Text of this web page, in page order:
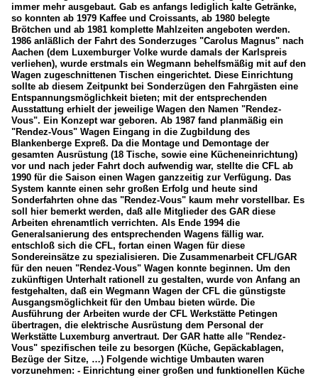
immer mehr ausgebaut. Gab es anfangs lediglich kalte Getränke,
so konnten ab 1979 Kaffee und Croissants, ab 1980 belegte
Brötchen und ab 1981 komplette Mahlzeiten angeboten werden.
1986 anläßlich der Fahrt des Sonderzuges "Carolus Magnus" nach
Aachen (dem Luxemburger Volke wurde damals der Karlspreis
verliehen), wurde erstmals ein Wegmann behelfsmäßig mit auf den
Wagen zugeschnittenen Tischen eingerichtet. Diese Einrichtung
sollte ab diesem Zeitpunkt bei Sonderzügen den Fahrgästen eine
Entspannungsmöglichkeit bieten; mit der entsprechenden
Ausstattung erhielt der jeweilige Wagen den Namen "Rendez-
Vous". Ein Konzept war geboren. Ab 1987 fand planmäßig ein
"Rendez-Vous" Wagen Eingang in die Zugbildung des
Blankenberge Expreß. Da die Montage und Demontage der
gesamten Ausrüstung (18 Tische, sowie eine Kücheneinrichtung)
vor und nach jeder Fahrt doch aufwendig war, stellte die CFL ab
1990 für die Saison einen Wagen ganzzeitig zur Verfügung. Das
System kannte einen sehr großen Erfolg und heute sind
Sonderfahrten ohne das "Rendez-Vous" kaum mehr vorstellbar. Es
soll hier bemerkt werden, daß alle Mitglieder des GAR diese
Arbeiten ehrenamtlich verrichten. Als Ende 1994 die
Generalsanierung des entsprechenden Wagens fällig war.
entschloß sich die CFL, fortan einen Wagen für diese
Sondereinsätze zu spezialisieren. Die Zusammenarbeit CFL/GAR
für den neuen "Rendez-Vous" Wagen konnte beginnen. Um den
zukünftigen Unterhalt rationell zu gestalten, wurde von Anfang an
festgehalten, daß ein Wegmann Wagen der CFL die günstigste
Ausgangsmöglichkeit für den Umbau bieten würde. Die
Ausführung der Arbeiten wurde der CFL Werkstätte Petingen
übertragen, die elektrische Ausrüstung dem Personal der
Werkstätte Luxemburg anvertraut. Der GAR hatte alle "Rendez-
Vous" spezifischen teile zu besorgen (Küche, Gepäckablagen,
Bezüge der Sitze, …) Folgende wichtige Umbauten waren
vorzunehmen: - Einrichtung einer großen und funktionellen Küche